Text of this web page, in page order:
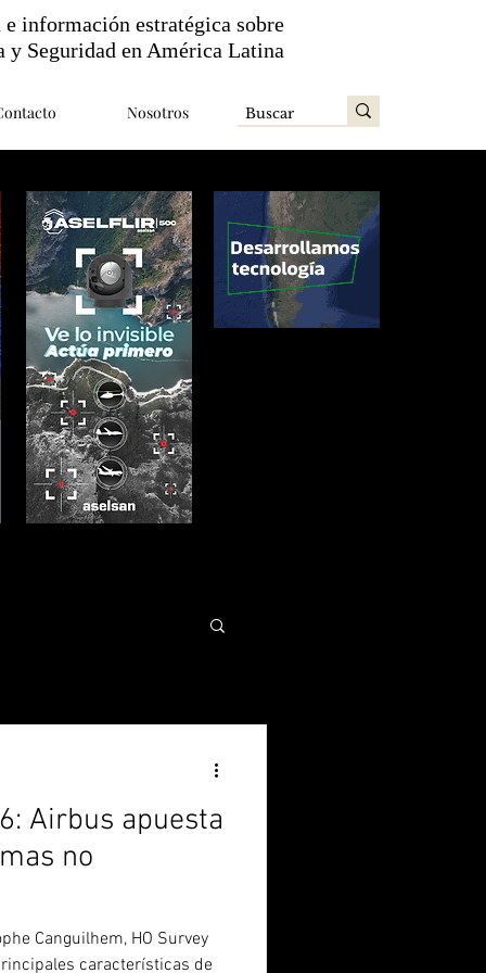
Nosotros
información estratégica sobre
y Seguridad en América Latina
Airbus apuesta
no
Canguilhem, HO Survey
características de